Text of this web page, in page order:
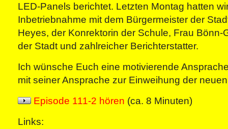
LED-Panels berichtet. Letzten Montag hatten
Inbetriebnahme mit dem Bürgermeister der
Heyes, der Konrektorin der Schule, Frau Bönn-
der Stadt und zahlreicher Berichterstatter.
Ich wünsche Euch eine motivierende
mit seiner Ansprache zur Einweihung der
Episode 111-2 hören (ca. 8 Minuten)
Links: